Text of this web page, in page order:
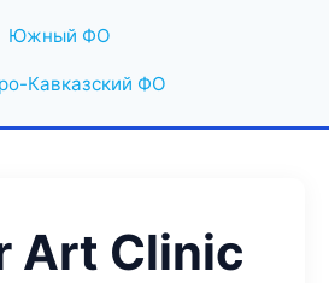
Южный ФО
Кавказский ФО
Art Clinic